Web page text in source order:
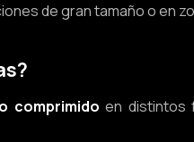
de gran tamaño o en
comprimido en distintos